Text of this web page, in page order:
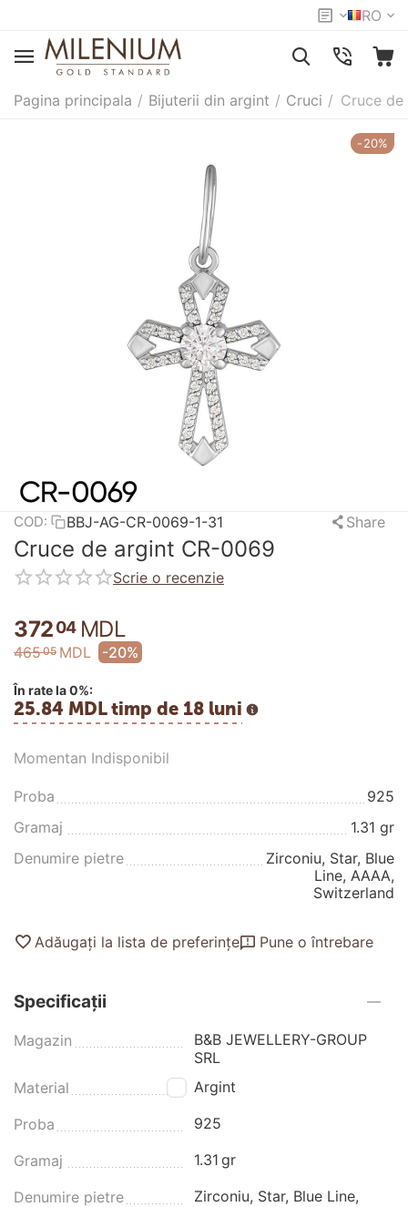
RO
Pagina principala / Bijuterii din argint / Cruci / Cruce
-20%
COD: BBJ-AG-CR-0069-1-31 Share
Cruce de argint CR-0069
Scrie o recenzie
37204 MDL
46505 MDL -20%
În rate la 0%:
25.84 MDL timp de 18 luni
Momentan Indisponibil
Proba
925
Gramaj
1.31 gr
Denumire pietre
Zirconiu, Star, Blue
Line, AAAA,
Switzerland
Adăugați la lista de preferințe Pune o întrebare
Specificații
Magazin
B&B JEWELLERY-GROUP
SRL
Material
Argint
Proba 925
Gramaj 1.31 gr
Denumire pietre
Zirconiu, Star, Blue Line,